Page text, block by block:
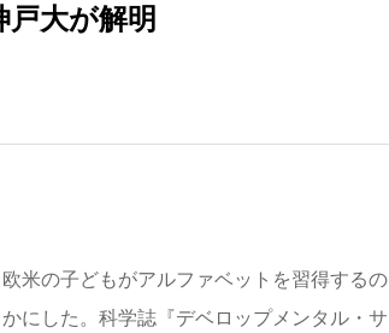
大が解明
米の子どもがアルファベットを習得するの
にした。科学誌『デベロップメンタル・サ